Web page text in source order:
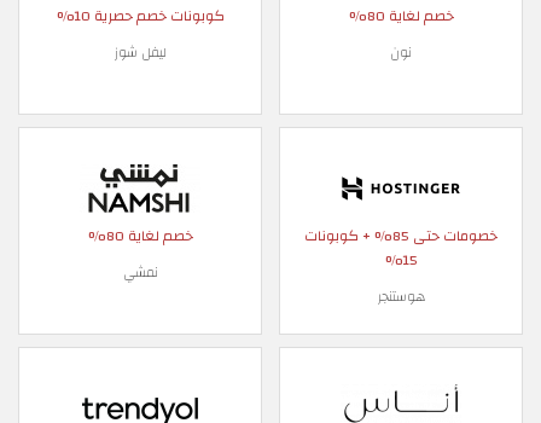
خصم لغاية 80%
نون
كوبونات خصم حصرية 10%
ليفل شوز
خصومات حتى 85% + كوبونات
15%
هوستنجر
خصم لغاية 80%
نمشي